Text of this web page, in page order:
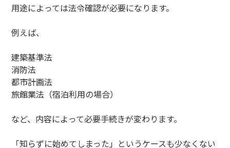
用途によっては法令確認が必要になります。
例えば、
建築基準法
消防法
都市計画法
旅館業法（宿泊利用の場合）
など、内容によって必要手続きが変わります。
「知らずに始めてしまった」というケースも少なくない